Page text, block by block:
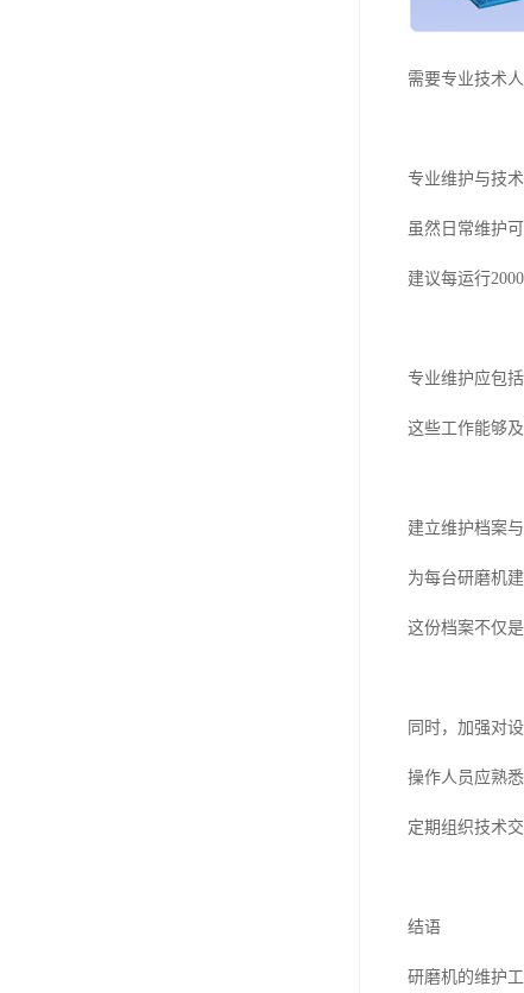
需要专业技术
专业维护与技
虽然日常维护
建议每运行
专业维护应包
这些工作能够
建立维护档案
为每台研磨机
这份档案不仅
同时，加强对
操作人员应熟
定期组织技术
结语
研磨机的维护